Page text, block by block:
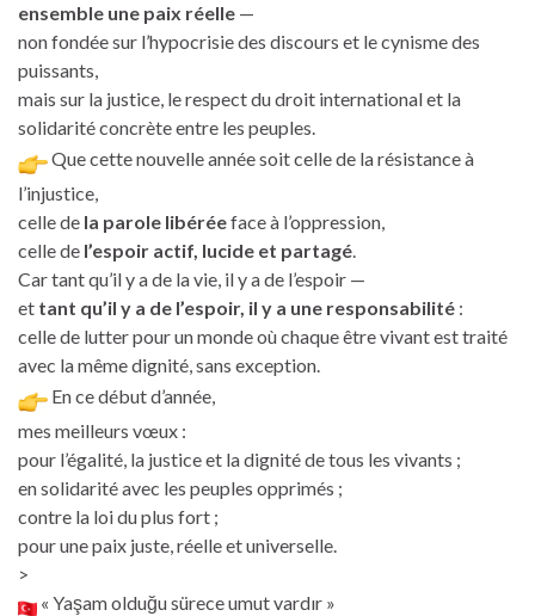
ensemble une paix réelle —
non fondée sur l’hypocrisie des discours et le cynisme des
puissants,
mais sur la justice, le respect du droit international et la
solidarité concrète entre les peuples.
Que cette nouvelle année soit celle de la résistance à
l’injustice,
celle de la parole libéréeface à l’oppression,
celle de l’espoir actif, lucide et partagé.
Car tant qu’il y a de la vie, il y a de l’espoir —
et tant qu’il y a de l’espoir, il y a une responsabilité :
celle de lutter pour un monde où chaque être vivant est traité
avec la même dignité, sans exception.
En ce début d’année,
mes meilleurs vœux :
pour l’égalité, la justice et la dignité de tous les vivants ;
en solidarité avec les peuples opprimés ;
contre la loi du plus fort ;
pour une paix juste, réelle et universelle.
>
« Yaşam olduğu sürece umut vardır »